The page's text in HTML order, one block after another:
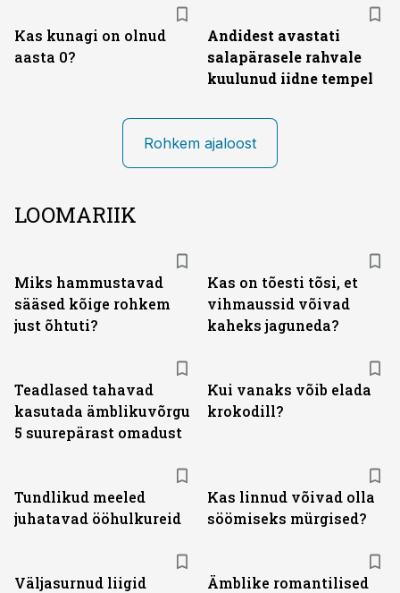
Kas kunagi on olnud
aasta 0?
Andidest avastati
salapärasele rahvale
kuulunud iidne tempel
Rohkem ajaloost
LOOMARIIK
Miks hammustavad
sääsed kõige rohkem
just õhtuti?
Kas on tõesti tõsi, et
vihmaussid võivad
kaheks jaguneda?
Teadlased tahavad
kasutada ämblikuvõrgu
5 suurepärast omadust
Kui vanaks võib elada
krokodill?
Tundlikud meeled
juhatavad ööhulkureid
Kas linnud võivad olla
söömiseks mürgised?
Väljasurnud liigid
Ämblike romantilised